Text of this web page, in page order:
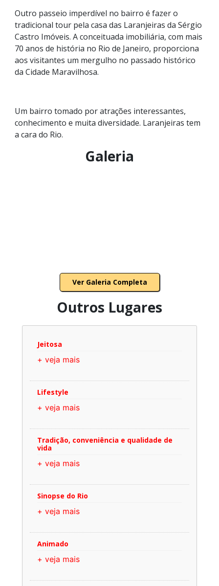
Outro passeio imperdível no bairro é fazer o
tradicional tour pela casa das Laranjeiras da Sérgio
Castro Imóveis. A conceituada imobiliária, com mais
70 anos de história no Rio de Janeiro, proporciona
aos visitantes um mergulho no passado histórico
da Cidade Maravilhosa.
Um bairro tomado por atrações interessantes,
conhecimento e muita diversidade. Laranjeiras tem
a cara do Rio.
Galeria
Ver Galeria Completa
Outros Lugares
Jeitosa
+ veja mais
Lifestyle
+ veja mais
Tradição, conveniência e qualidade de
vida
+ veja mais
Sinopse do Rio
+ veja mais
Animado
+ veja mais